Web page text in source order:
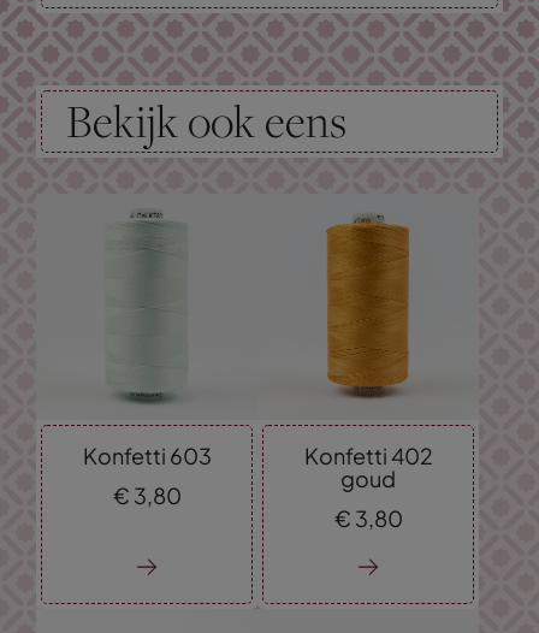
Bekijk ook eens
Konfetti 603
€ 3,80
Konfetti 402
goud
€ 3,80